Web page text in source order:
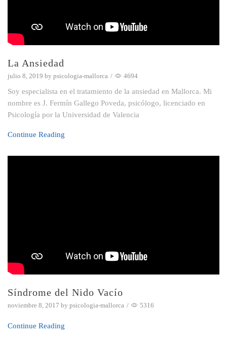
La Ansiedad
julio 8, 2019 by psicologia-mallorca / 4694
Soy especialista en el tratamiento de la ansiedad en Mallorca. Mi
nombre es J. Fermín Gallego Poveda, psicólogo, licenciado en
Psicología por la Universidad de Valencia
Continue Reading
Síndrome del Nido Vacío
noviembre 8, 2017 by psicologia-mallorca / 5316
Continue Reading